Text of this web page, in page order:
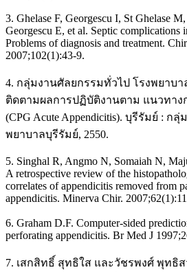
3. Ghelase F, Georgescu I, St Ghelase
Georgescu E, et al. Septic complications
Problems of diagnosis and treatment.
2007;102(1):43-9.
4. กลุ่มงานศัลยกรรมทั่วไป โรงพยาบ
ติดตามผลการปฏิบัติงานตาม แนวทาง
(CPG Acute Appendicitis). บุรีรัมย์ : ก
พยาบาลบุรีรัมย์, 2550.
5. Singhal R, Angmo N, Somaiah N,
A retrospective review of the
correlates of appendicitis removed from
appendicitis. Minerva Chir.
6. Graham D.F. Computer-sided
perforating appendicitis. Br Med J
7. เสกสิทธิ์ สุทธิใส และวัชรพงศ์ พุทธิ